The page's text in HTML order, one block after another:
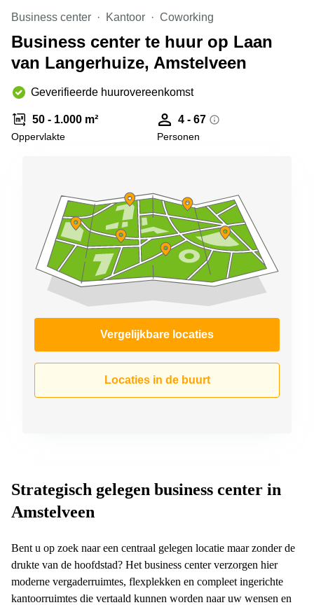
in Arnhem
Coworking
Hilversum
Coworking
space
Zwolle
Kantoor
Hengelo
Bedrijfsruimte
Huren in
Nijmegen
Business center Kantoor Coworking
Business center te huur op Laan
van Langerhuize, Amstelveen
Geverifieerde huurovereenkomst
50 - 1.000 m²
Oppervlakte
4 - 67
Personen
Vergelijkbare locaties
Locaties in de buurt
Strategisch gelegen business center in
Amstelveen
Bent u op zoek naar een centraal gelegen locatie maar zonder de
drukte van de hoofdstad? Het business center verzorgen hier
moderne vergaderruimtes, flexplekken en compleet ingerichte
kantoorruimtes die vertaald kunnen worden naar uw wensen en